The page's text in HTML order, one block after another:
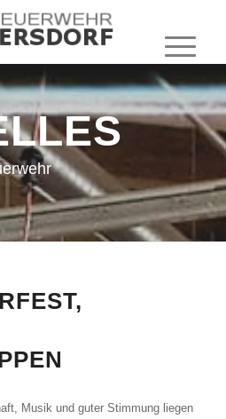
Musik und guter Stimmung liegen